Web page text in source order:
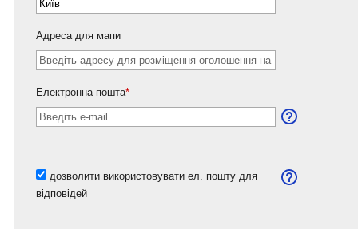
Адреса для мапи
Електронна пошта*
дозволити використовувати ел. пошту для
відповідей